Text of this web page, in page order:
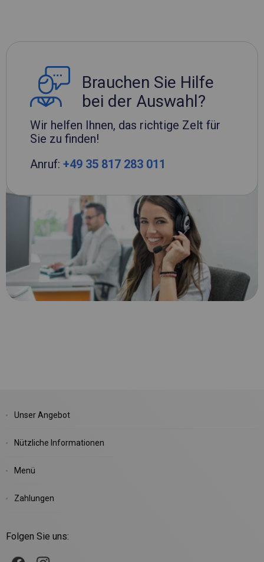
Brauchen Sie Hilfe
bei der Auswahl?
Wir helfen Ihnen, das richtige Zelt für
Sie zu finden!
Anruf: +49 35 817 283 011
Unser Angebot
Nützliche Informationen
Menü
Zahlungen
Folgen Sie uns: